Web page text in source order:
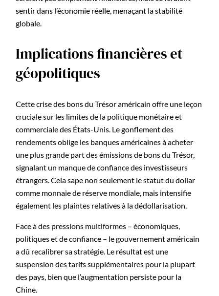
sentir dans l’économie réelle, menaçant la stabilité
globale.
Implications financières et
géopolitiques
Cette crise des bons du Trésor américain offre une leçon
cruciale sur les limites de la politique monétaire et
commerciale des États-Unis. Le gonflement des
rendements oblige les banques américaines à acheter
une plus grande part des émissions de bons du Trésor,
signalant un manque de confiance des investisseurs
étrangers. Cela sape non seulement le statut du dollar
comme monnaie de réserve mondiale, mais intensifie
également les plaintes relatives à la dédollarisation.
Face à des pressions multiformes – économiques,
politiques et de confiance – le gouvernement américain
a dû recalibrer sa stratégie. Le résultat est une
suspension des tarifs supplémentaires pour la plupart
des pays, bien que l’augmentation persiste pour la
Chine.